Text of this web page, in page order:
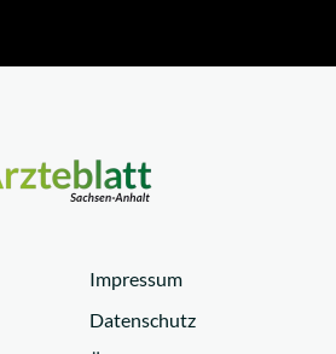
Impressum
Datenschutz